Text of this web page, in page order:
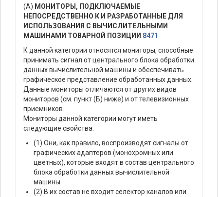
(A) МОНИТОРЫ, ПОДКЛЮЧАЕМЫЕ
НЕПОСРЕДСТВЕННО К И РАЗРАБОТАННЫЕ ДЛЯ
ИСПОЛЬЗОВАНИЯ С ВЫЧИСЛИТЕЛЬНЫМИ
МАШИНАМИ ТОВАРНОЙ ПОЗИЦИИ 8471
К данной категории относятся мониторы, способные
принимать сигнал от центрального блока обработки
данных вычислительной машины и обеспечивать
графическое представление обработанных данных.
Данные мониторы отличаются от других видов
мониторов (см. пункт (Б) ниже) и от телевизионных
приемников.
Мониторы данной категории могут иметь
следующие свойства:
(1) Они, как правило, воспроизводят сигналы от
графических адаптеров (монохромных или
цветных), которые входят в состав центрального
блока обработки данных вычислительной
машины.
(2) В их состав не входит селектор каналов или